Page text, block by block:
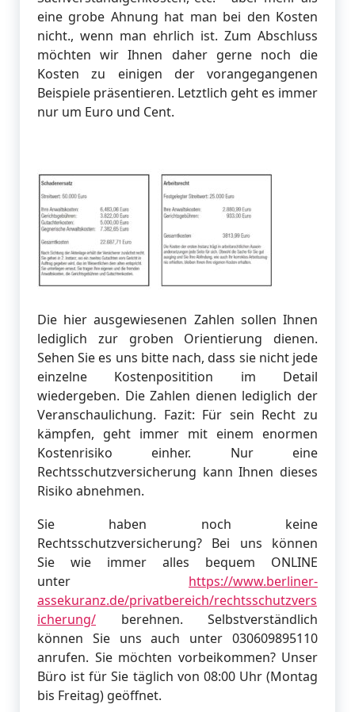
eine grobe Ahnung hat man bei den Kosten
nicht., wenn man ehrlich ist. Zum Abschluss
möchten wir Ihnen daher gerne noch die
Kosten zu einigen der vorangegangenen
Beispiele präsentieren. Letztlich geht es immer
nur um Euro und Cent.
Die hier ausgewiesenen Zahlen sollen Ihnen
lediglich zur groben Orientierung dienen.
Sehen Sie es uns bitte nach, dass sie nicht jede
einzelne Kostenpositition im Detail
wiedergeben. Die Zahlen dienen lediglich der
Veranschaulichung. Fazit: Für sein Recht zu
kämpfen, geht immer mit einem enormen
Kostenrisiko einher. Nur eine
Rechtsschutzversicherung kann Ihnen dieses
Risiko abnehmen.
Sie haben noch keine
Rechtsschutzversicherung? Bei uns können
Sie wie immer alles bequem ONLINE
unter https://www.berliner-
assekuranz.de/privatbereich/rechtsschutzvers
icherung/ berehnen. Selbstverständlich
können Sie uns auch unter 030609895110
anrufen. Sie möchten vorbeikommen? Unser
Büro ist für Sie täglich von 08:00 Uhr (Montag
bis Freitag) geöffnet.